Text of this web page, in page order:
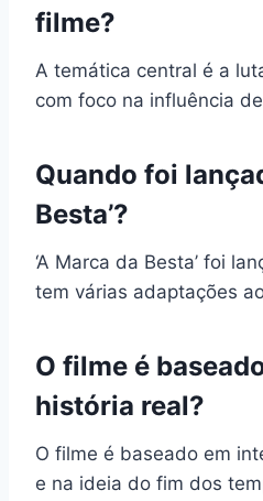
filme?
A temática central é a
com foco na influência
Quando foi
Besta’?
‘A Marca da Besta’ foi
tem várias adaptações
O filme é
história real?
O filme é baseado em
e na ideia do fim dos